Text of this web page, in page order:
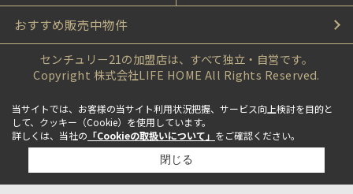
おすすめ販売中物件
センチュリー21の加盟店は、すべて独立・自営です。
Copyright 株式会社LIFE HOME All Rights Reserved.
当サイトでは、お客様の当サイト利用状況把握、サービス向上検討を目的と
して、クッキー（Cookie）を使用しています。
詳しくは、当社の 「Cookieの取扱いについて」 をご確認ください。
閉じる